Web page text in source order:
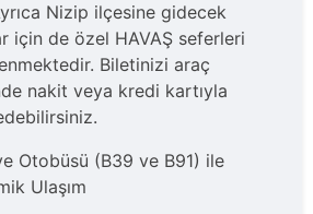
Nizip ilçesine gidecek
için de özel HAVAŞ seferleri
Biletinizi araç
nakit veya kredi kartıyla
Otobüsü (B39 ve B91) ile
Ulaşım